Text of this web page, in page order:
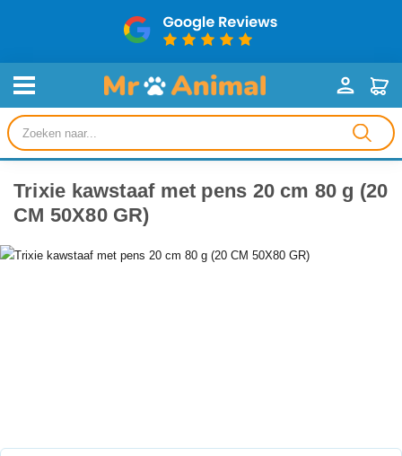
Producten
zoeken
Trixie kawstaaf met pens 20 cm 80 g (20
CM 50X80 GR)